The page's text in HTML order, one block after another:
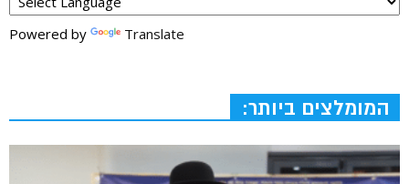
Powered by Translate
המומלצים ביותר: